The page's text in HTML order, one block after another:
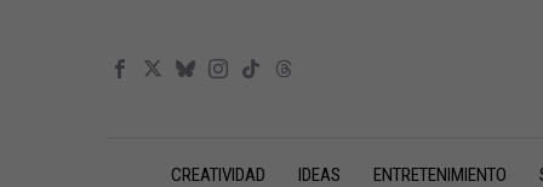
CREATIVIDAD IDEAS ENTRETENIMIENTO